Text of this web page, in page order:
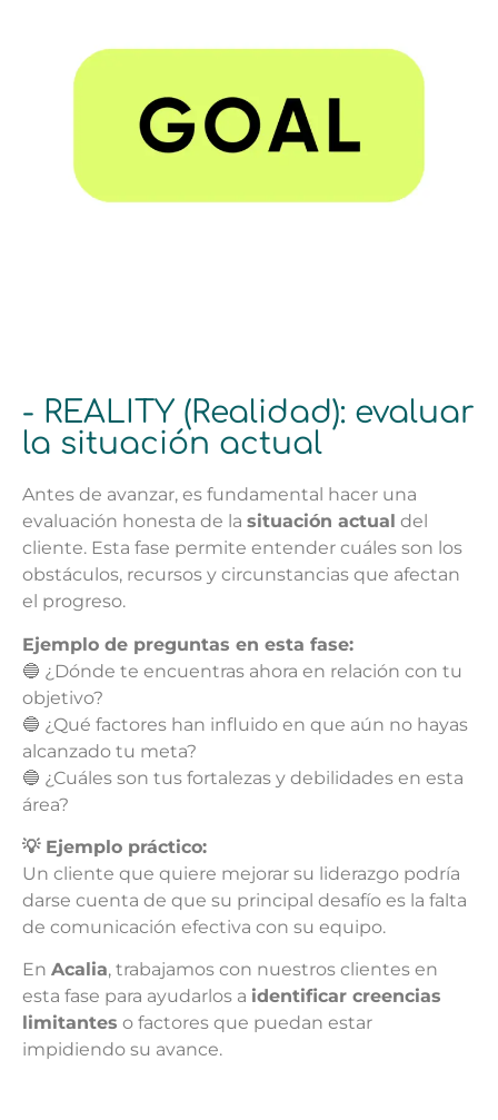
- REALITY (Realidad): evaluar
la situación actual
Antes de avanzar, es fundamental hacer una
evaluación honesta de la situación actual del
cliente. Esta fase permite entender cuáles son los
obstáculos, recursos y circunstancias que afectan
el progreso.
Ejemplo de preguntas en esta fase:
🔵 ¿Dónde te encuentras ahora en relación con tu
objetivo?
🔵 ¿Qué factores han influido en que aún no hayas
alcanzado tu meta?
🔵 ¿Cuáles son tus fortalezas y debilidades en esta
área?
💡 Ejemplo práctico:
Un cliente que quiere mejorar su liderazgo podría
darse cuenta de que su principal desafío es la falta
de comunicación efectiva con su equipo.
En Acalia, trabajamos con nuestros clientes en
esta fase para ayudarlos a identificar creencias
limitantes o factores que puedan estar
impidiendo su avance.